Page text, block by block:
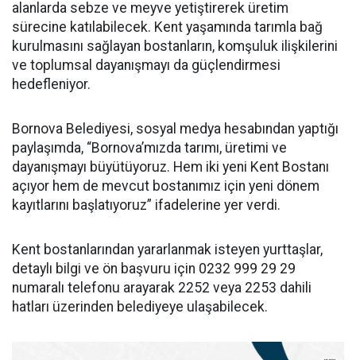
alanlarda sebze ve meyve yetiştirerek üretim
sürecine katılabilecek. Kent yaşamında tarımla bağ
kurulmasını sağlayan bostanların, komşuluk ilişkilerini
ve toplumsal dayanışmayı da güçlendirmesi
hedefleniyor.
Bornova Belediyesi, sosyal medya hesabından yaptığı
paylaşımda, “Bornova’mızda tarımı, üretimi ve
dayanışmayı büyütüyoruz. Hem iki yeni Kent Bostanı
açıyor hem de mevcut bostanımız için yeni dönem
kayıtlarını başlatıyoruz” ifadelerine yer verdi.
Kent bostanlarından yararlanmak isteyen yurttaşlar,
detaylı bilgi ve ön başvuru için 0232 999 29 29
numaralı telefonu arayarak 2252 veya 2253 dahili
hatları üzerinden belediyeye ulaşabilecek.